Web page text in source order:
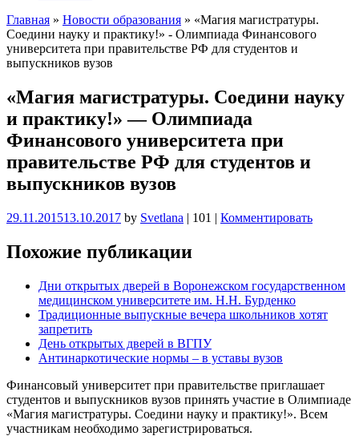
Главная » Новости образования » «Магия магистратуры.
Соедини науку и практику!» - Олимпиада Финансового
университета при правительстве РФ для студентов и
выпускников вузов
«Магия магистратуры. Соедини науку
и практику!» — Олимпиада
Финансового университета при
правительстве РФ для студентов и
выпускников вузов
29.11.201513.10.2017 by Svetlana | 101 | Комментировать
Похожие публикации
Дни открытых дверей в Воронежском государственном
медицинском университете им. Н.Н. Бурденко
Традиционные выпускные вечера школьников хотят
запретить
День открытых дверей в ВГПУ
Антинаркотические нормы – в уставы вузов
Финансовый университет при правительстве приглашает
студентов и выпускников вузов принять участие в Олимпиаде
«Магия магистратуры. Соедини науку и практику!». Всем
участникам необходимо зарегистрироваться.